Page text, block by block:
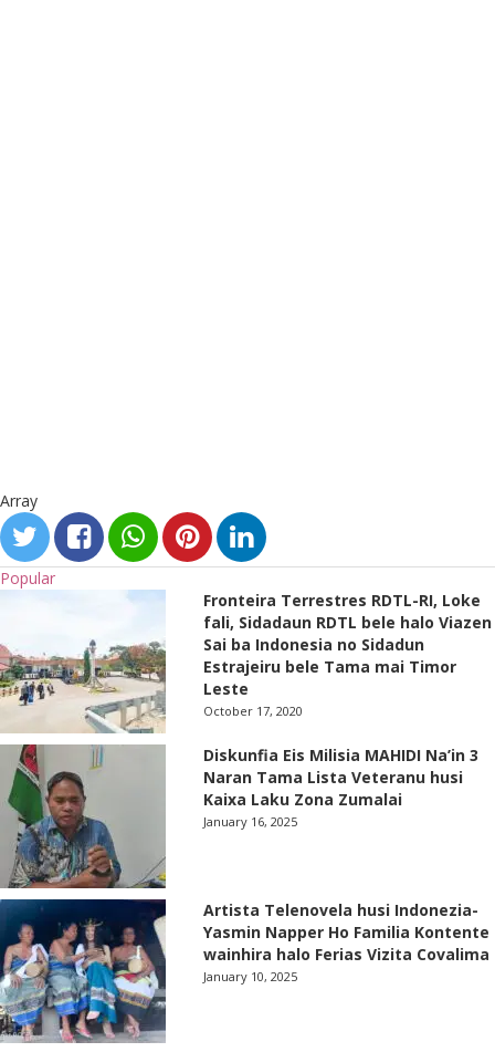
Array
Popular
Fronteira Terrestres RDTL-RI, Loke
fali, Sidadaun RDTL bele halo Viazen
Sai ba Indonesia no Sidadun
Estrajeiru bele Tama mai Timor
Leste
October 17, 2020
Diskunfia Eis Milisia MAHIDI Na’in 3
Naran Tama Lista Veteranu husi
Kaixa Laku Zona Zumalai
January 16, 2025
Artista Telenovela husi Indonezia-
Yasmin Napper Ho Familia Kontente
wainhira halo Ferias Vizita Covalima
January 10, 2025